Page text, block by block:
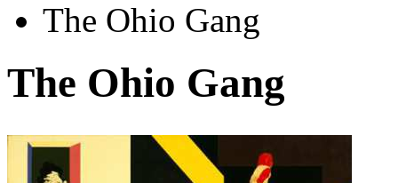
The Ohio Gang
The Ohio Gang